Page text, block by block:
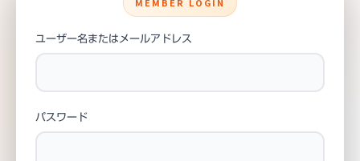
ユーザー名またはメールアドレス
パスワード